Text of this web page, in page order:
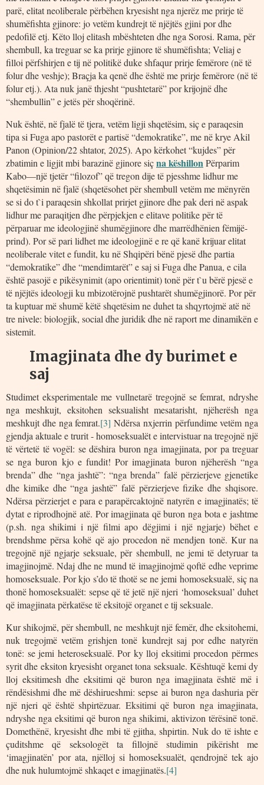
parë, elitat neoliberale përbëhen kryesisht nga njerëz me prirje të
shumëfishta gjinore: jo vetëm kundrejt të njëjtës gjini por dhe
pedofilë etj. Këto lloj elitash mbështeten dhe nga Sorosi. Rama, për
shembull, ka treguar se ka prirje gjinore të shumëfishta; Veliaj e
filloi përfshirjen e tij në politikë duke shfaqur prirje femërore (në të
folur dhe veshje); Braçja ka qenë dhe është me prirje femërore (në të
folur etj.). Ata nuk janë thjesht “pushtetarë” por krijojnë dhe
“shembullin” e jetës për shoqërinë.
Nuk është, në fjalë të tjera, vetëm ligji shqetësim, siç e paraqesin
tipa si Fuga apo pastorët e partisë “demokratike”, me në krye Akil
Panon (Opinion/22 shtator, 2025). Apo kërkohet “kujdes” për
zbatimin e ligjit mbi barazinë gjinore siçna këshillonPërparim
Kabo—një tjetër “filozof” që tregon dije të pjesshme lidhur me
shqetësimin në fjalë (shqetësohet për shembull vetëm me mënyrën
se si do t`i paraqesin shkollat prirjet gjinore dhe pak deri në aspak
lidhur me paraqitjen dhe përpjekjen e elitave politike për të
përparuar me ideologjinë shumëgjinore dhe marrëdhënien fëmijë-
prind). Por së pari lidhet me ideologjinë e re që kanë krijuar elitat
neoliberale vitet e fundit, ku në Shqipëri bënë pjesë dhe partia
“demokratike” dhe “mendimtarët” e saj si Fuga dhe Panua, e cila
është pasojë e pikësynimit (apo orientimit) tonë për t`u bërë pjesë e
të njëjtës ideologji ku mbizotërojnë pushtarët shumëgjinorë. Por për
ta kuptuar më shumë këtë shqetësim ne duhet ta shqyrtojmë atë në
tre nivele: biologjik, social dhe juridik dhe në raport me dinamikën e
sistemit.
Imagjinata dhe dy burimet e
saj
Studimet eksperimentale me vullnetarë tregojnë se femrat, ndryshe
nga meshkujt, eksitohen seksualisht mesatarisht, njëherësh nga
meshkujt dhe nga femrat.[3] Ndërsa nxjerrin përfundime vetëm nga
gjendja aktuale e trurit - homoseksualët e intervistuar na tregojnë një
të vërtetë të vogël: se dëshira buron nga imagjinata, por pa treguar
se nga buron kjo e fundit! Por imagjinata buron njëherësh “nga
brenda” dhe “nga jashtë”: “nga brenda” falë përzierjeve gjenetike
dhe kimike dhe “nga jashtë” falë përzierjeve fizike dhe shqisore.
Ndërsa përzierjet e para e parapërcaktojnë natyrën e imagjinatës; të
dytat e riprodhojnë atë. Por imagjinata që buron nga bota e jashtme
(p.sh. nga shikimi i një filmi apo dëgjimi i një ngjarje) bëhet e
brendshme përsa kohë që ajo procedon në mendjen tonë. Kur na
tregojnë një ngjarje seksuale, për shembull, ne jemi të detyruar ta
imagjinojmë. Ndaj dhe ne mund të imagjinojmë qoftë edhe veprime
homoseksuale. Por kjo s’do të thotë se ne jemi homoseksualë, siç na
thonë homoseksualët: sepse që të jetë një njeri ‘homoseksual’ duhet
që imagjinata përkatëse të eksitojë organet e tij seksuale.
Kur shikojmë, për shembull, ne meshkujt një femër, dhe eksitohemi,
nuk tregojmë vetëm grishjen tonë kundrejt saj por edhe natyrën
tonë: se jemi heteroseksualë. Por ky lloj eksitimi procedon përmes
syrit dhe eksiton kryesisht organet tona seksuale. Kështuqë kemi dy
lloj eksitimesh dhe eksitimi që buron nga imagjinata është më i
rëndësishmi dhe më dëshirueshmi: sepse ai buron nga dashuria për
një njeri që është shpirtëzuar. Eksitimi që buron nga imagjinata,
ndryshe nga eksitimi që buron nga shikimi, aktivizon tërësinë tonë.
Domethënë, kryesisht dhe mbi të gjitha, shpirtin. Nuk do të ishte e
çuditshme që seksologët ta fillojnë studimin pikërisht me
‘imagjinatën’ por ata, njëlloj si homoseksualët, qendrojnë tek ajo
dhe nuk hulumtojmë shkaqet e imagjinatës.[4]